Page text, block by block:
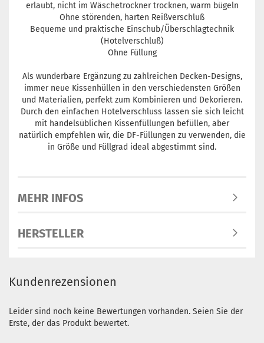
erlaubt, nicht im Wäschetrockner trocknen, warm bügeln
Ohne störenden, harten Reißverschluß
Bequeme und praktische Einschub/Überschlagtechnik
(Hotelverschluß)
Ohne Füllung
Als wunderbare Ergänzung zu zahlreichen Decken-Designs,
immer neue Kissenhüllen in den verschiedensten Größen
und Materialien, perfekt zum Kombinieren und Dekorieren.
Durch den einfachen Hotelverschluss lassen sie sich leicht
mit handelsüblichen Kissenfüllungen befüllen, aber
natürlich empfehlen wir, die DF-Füllungen zu verwenden, die
in Größe und Füllgrad ideal abgestimmt sind.
MEHR INFOS
HERSTELLER
Kundenrezensionen
Leider sind noch keine Bewertungen vorhanden. Seien Sie der
Erste, der das Produkt bewertet.